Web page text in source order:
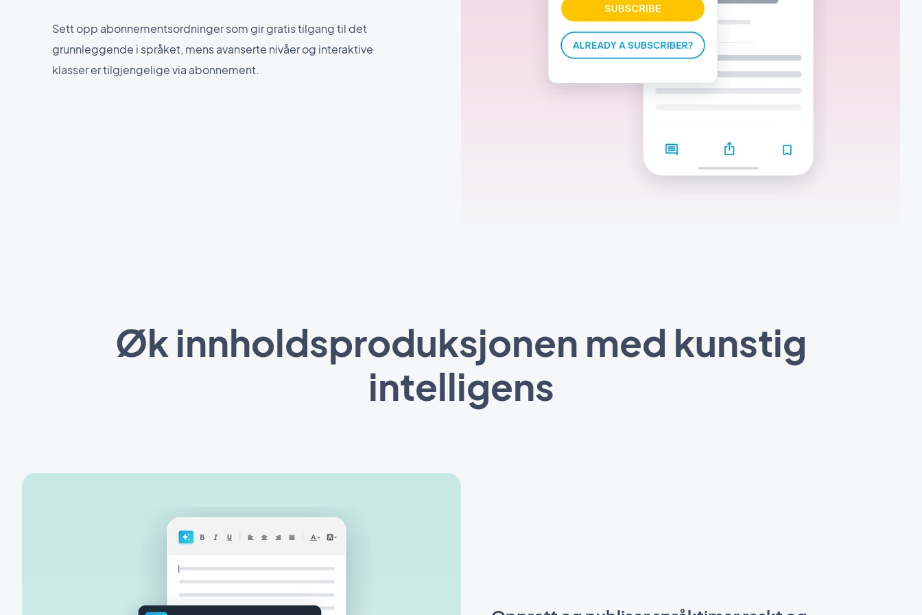
Sett opp abonnementsordninger som gir gratis tilgang til det
grunnleggende i språket, mens avanserte nivåer og interaktive
klasser er tilgjengelige via abonnement.
Øk innholdsproduksjonen med kunstig
intelligens